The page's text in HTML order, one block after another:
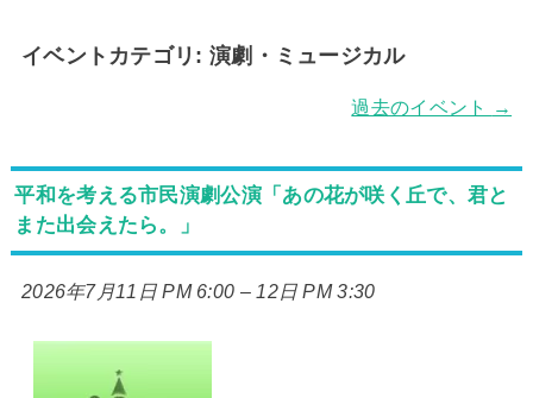
イベントカテゴリ: 演劇・ミュージカル
過去のイベント →
平和を考える市民演劇公演「あの花が咲く丘で、君と
また出会えたら。」
2026年7月11日 PM 6:00 –12日 PM 3:30